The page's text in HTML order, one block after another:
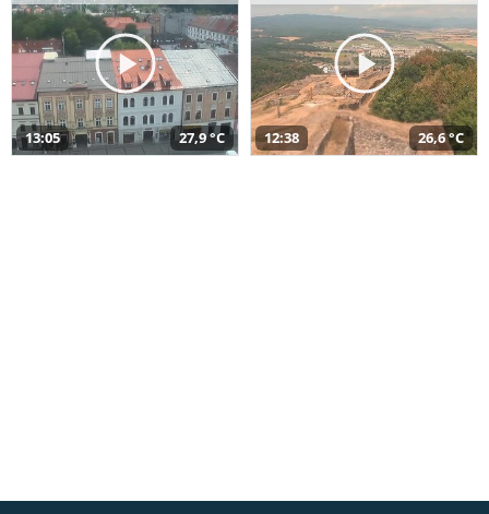
13:05 27,9 °C 12:38 26,6 °C